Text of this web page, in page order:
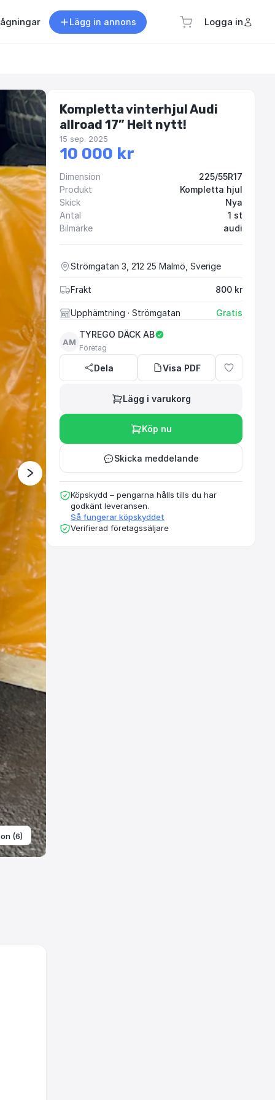
Lägg in annons Logga in
(6)
Kompletta vinterhjul Audi
allroad 17” Helt nytt!
15 sep. 2025
10 000 kr
Dimension
225/55R17
Produkt
Kompletta hjul
Skick
Nya
Antal
1 st
Bilmärke
audi
Strömgatan 3, 212 25 Malmö, Sverige
Frakt 800 kr
Upphämtning · Strömgatan Gratis
AM
TYREGO DÄCK AB
Företag
Dela Visa PDF
Lägg i varukorg
Köp nu
Skicka meddelande
Köpskydd – pengarna hålls tills du har
godkänt leveransen.
Så fungerar köpskyddet
Verifierad företagssäljare